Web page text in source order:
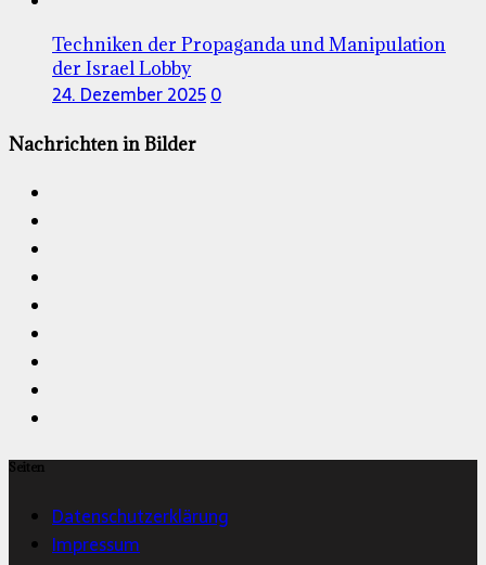
Techniken der Propaganda und Manipulation
der Israel Lobby
24. Dezember 20250
Nachrichten in Bilder
Seiten
Datenschutzerklärung
Impressum